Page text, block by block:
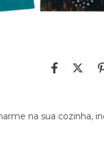
na sua cozinha,